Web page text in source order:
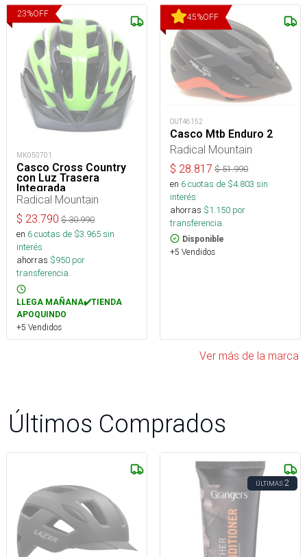
23%OFF
MK050701
Casco Cross Country
con Luz Trasera
Integrada
Radical Mountain
$ 23.790 $30.990
en 6cuotas de $3.965sin
interés
ahorras $950 por
transferencia.
LLEGA MAÑANA✔️TIENDA
APOQUINDO
+5 Vendidos
45%OFF
OUT46152
Casco Mtb Enduro 2
Radical Mountain
$ 28.817 $51.990
en 6cuotas de $4.803 sin
interés
ahorras $1.150 por
transferencia.
Disponible
+5 Vendidos
Ver más de la marca
Últimos Comprados
ÚLTIMAS2